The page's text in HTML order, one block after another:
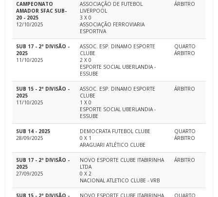
CAMPEONATO
AMADOR SFAC SUB-
20 - 2025
12/10/2025
ASSOCIAÇÃO DE FUTEBOL
LIVERPOOL
3 X 0
ASSOCIAÇÃO FERROVIARIA
ESPORTIVA
ÁRBITRO
SUB 17 - 2ª DIVISÃO -
2025
11/10/2025
ASSOC. ESP. DINAMO ESPORTE
CLUBE
2 X 0
ESPORTE SOCIAL UBERLANDIA -
ESSUBE
QUARTO
ÁRBITRO
SUB 15 - 2ª DIVISÃO -
2025
11/10/2025
ASSOC. ESP. DINAMO ESPORTE
CLUBE
1 X 0
ESPORTE SOCIAL UBERLANDIA -
ESSUBE
ÁRBITRO
SUB 14 - 2025
28/09/2025
DEMOCRATA FUTEBOL CLUBE
0 X 1
ARAGUARI ATLÉTICO CLUBE
QUARTO
ÁRBITRO
SUB 17 - 2ª DIVISÃO -
2025
27/09/2025
NOVO ESPORTE CLUBE ITABIRINHA
LTDA
0 X 2
NACIONAL ATLETICO CLUBE - VRB
ÁRBITRO
SUB 15 - 2ª DIVISÃO -
NOVO ESPORTE CLUBE ITABIRINHA
QUARTO